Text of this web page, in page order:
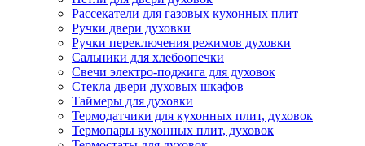
Рассекатели для газовых кухонных плит
Ручки двери духовки
Ручки переключения режимов духовки
Сальники для хлебоопечки
Свечи электро-поджига для духовок
Стекла двери духовых шкафов
Таймеры для духовки
Термодатчики для кухонных плит, духовок
Термопары кухонных плит, духовок